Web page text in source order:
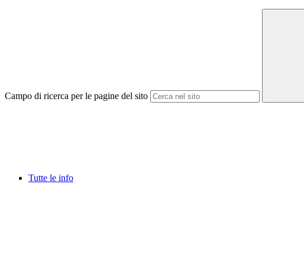
Campo di ricerca per le pagine del sito
Tutte le info